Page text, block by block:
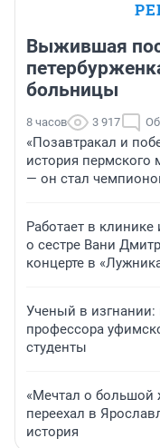
Выжившая
больницы
8 часов 3 917
«Позавтракал и
история
— он стал
Работает в клинике
о сестре Вани
концерте в
Ученый в изгнании:
профессора
студенты
«Мечтал о большой
переехал в
история